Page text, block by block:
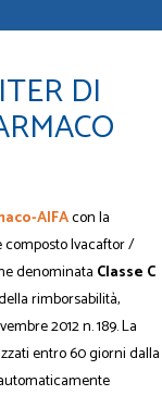
DI
AIFAcon la
composto Ivacaftor /
denominata Classe C
rimborsabilità,
2012 n. 189. La
entro 60 giorni dalla